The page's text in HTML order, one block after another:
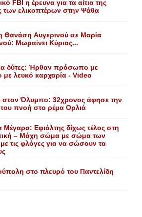
FBI η έρευνα για τα αίτια της
των ελικοπτέρων στην Ψάθα
Θανάση Aυγερινού σε Mαρία
Mωραίνει Kύριος...
δύτες: Ήρθαν πρόσωπο με
λευκό καρχαρία - Video
στον Όλυμπο: 32χρονος άφησε την
του πνοή στο ρέμα Ορλιά
Μέγαρα: Εφιάλτης δίχως τέλος στη
– Μάχη σώμα με σώμα των
τις φλόγες για να σώσουν τα
στο πλευρό του Παντελίδη